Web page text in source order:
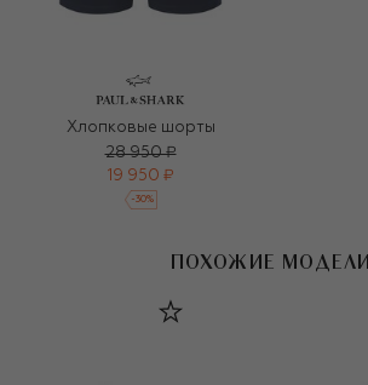
Хлопковые шорты
28 950 ₽
19 950 ₽
-30%
ПОХОЖИЕ МОДЕЛИ